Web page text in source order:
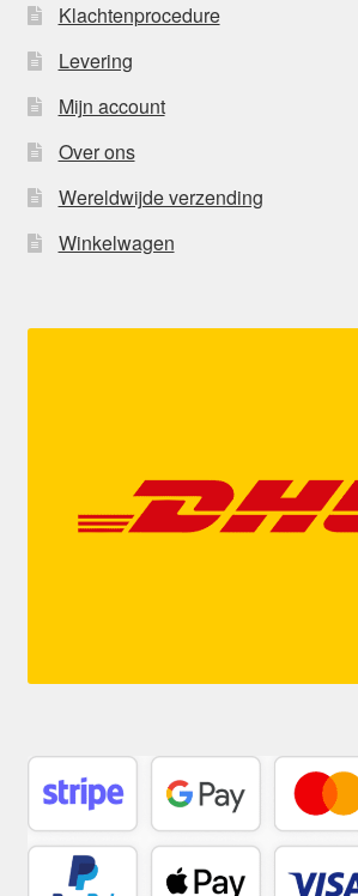
Klachtenprocedure
Levering
Mijn account
Over ons
Wereldwijde verzending
Winkelwagen